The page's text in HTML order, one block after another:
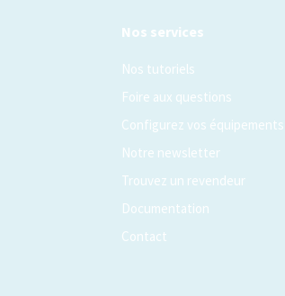
Nos services
Nos tutoriels
Foire aux questions
Configurez vos équipements
Notre newsletter
Trouvez un revendeur
Documentation
Contact